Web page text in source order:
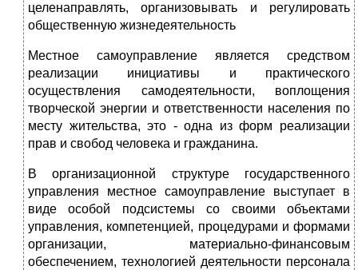
целенаправлять, организовывать и регулировать
общественную жизнедеятельность
Местное самоуправление является средством
реализации инициативы и практического
осуществления самодеятельности, воплощения
творческой энергии и ответственности населения по
месту жительства, это - одна из форм реализации
прав и свобод человека и гражданина.
В организационной структуре государственного
управления местное самоуправление выступает в
виде особой подсистемы со своими объектами
управления, компетенцией, процедурами и формами
организации, материально-финансовым
обеспечением, технологией деятельности персонала